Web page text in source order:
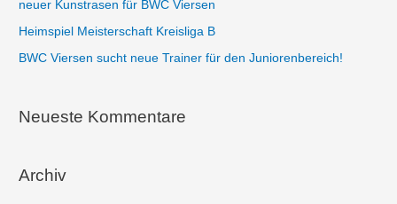
neuer Kunstrasen für BWC Viersen
Heimspiel Meisterschaft Kreisliga B
BWC Viersen sucht neue Trainer für den Juniorenbereich!
Neueste Kommentare
Archiv